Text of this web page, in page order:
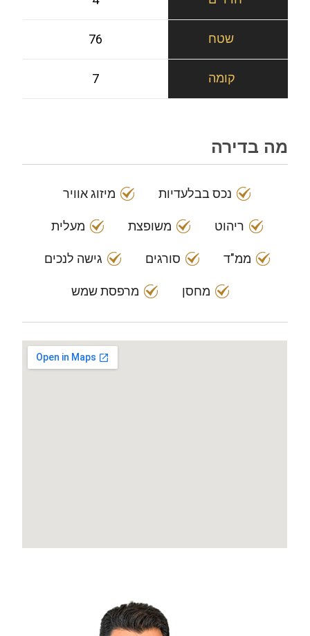
76
7
מה בדירה
נכס בבלעדיות מיזוג אוויר
ריהוט משופצת מעלית
ממ"ד סורגים גישה לנכים
מחסן מרפסת שמש